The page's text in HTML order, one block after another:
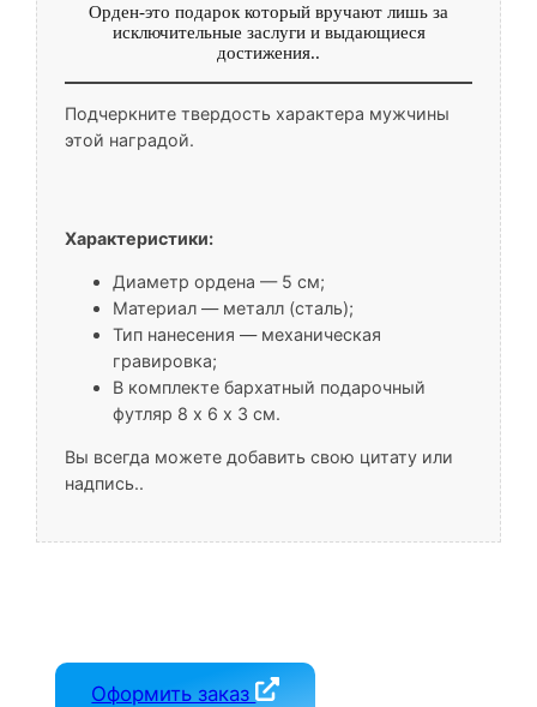
Орден-это подарок который вручают лишь за
исключительные заслуги и выдающиеся
достижения..
Подчеркните твердость характера мужчины
этой наградой.
Характеристики:
Диаметр ордена — 5 см;
Материал — металл (сталь);
Тип нанесения — механическая
гравировка;
В комплекте бархатный подарочный
футляр 8 х 6 х 3 см.
Вы всегда можете добавить свою цитату или
надпись..
Оформить заказ